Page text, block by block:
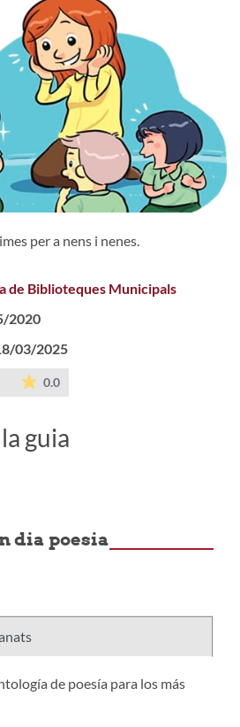
per a nens i nenes.
de Biblioteques Municipals
2020
03/2025
0.0La mitjana de les valoracions
guia
dia poesia